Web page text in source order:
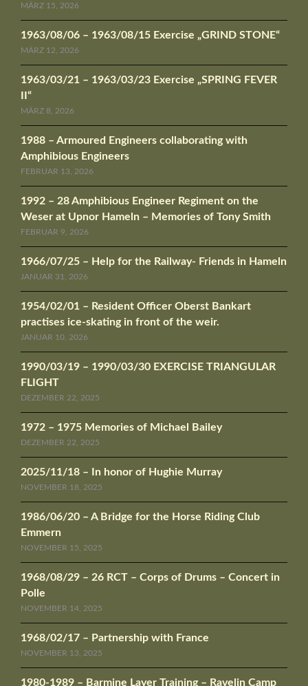
MÄRZ 15, 2026
1963/08/06 – 1963/08/15 Exercise „GRIND STONE“
MÄRZ 12, 2026
1963/03/21 – 1963/03/23 Exercise „SPRING FEVER
II“
MÄRZ 8, 2026
1988 – Armoured Engineers collaborating with
Amphibious Engineers
FEBRUAR 13, 2026
1992 – 28 Amphibious Engineer Regiment on the
Weser at Upnor Hameln – Memories of Tony Smith
FEBRUAR 9, 2026
1966/07/25 – Help for the Railway- Friends in Hameln
JANUAR 31, 2026
1954/02/01 – Resident Officer Oberst Bankart
practises ice-skating in front of the weir.
JANUAR 10, 2026
1990/03/19 – 1990/03/30 EXERCISE TRIANGULAR
FLIGHT
DEZEMBER 22, 2025
1972 – 1975 Memories of Michael Bailey
DEZEMBER 22, 2025
2025/11/18 – In honor of Hughie Murray
NOVEMBER 18, 2025
1986/06/20 – A Bridge for the Horse Riding Club
Emmern
NOVEMBER 15, 2025
1968/08/29 – 26 RCT – Corps of Drums – Concert in
Polle
NOVEMBER 14, 2025
1968/02/17 – Partnership with France
NOVEMBER 13, 2025
1980-1989 – Barmine Layer Training – Ravelin Camp